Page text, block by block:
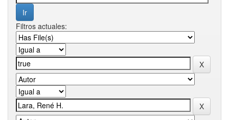
Filtros actuales: